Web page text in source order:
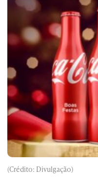
(Crédito: Divulgação)